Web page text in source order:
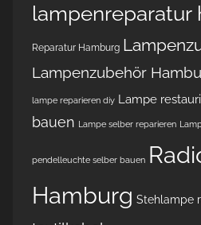
lampenreparatur
Reparatur Hamburg
Lampenzubehör
lampe reparieren diy Lampe
bauen Lampe selber reparieren
pendelleuchte selber bauen
Hamburg Stehlampe